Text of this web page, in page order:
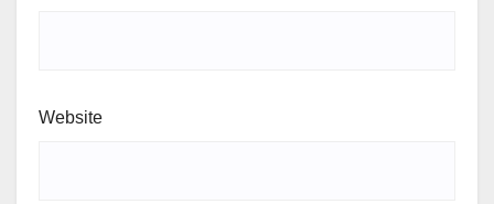
Website